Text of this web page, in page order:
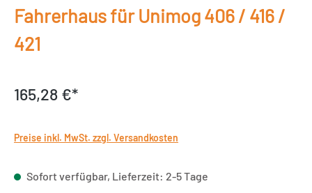
Fahrerhaus für Unimog 406 / 416 /
421
165,28 €*
Preise inkl. MwSt. zzgl. Versandkosten
Sofort verfügbar, Lieferzeit: 2-5 Tage